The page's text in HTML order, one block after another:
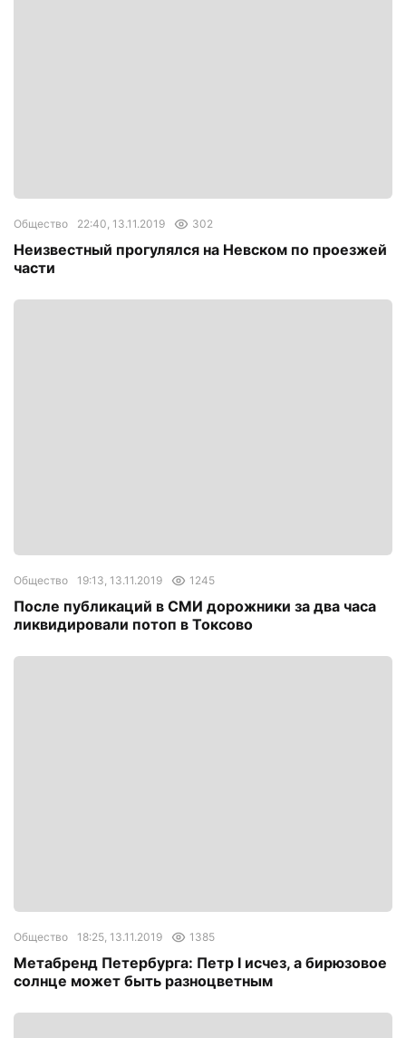
Общество 22:40, 13.11.2019 302
Неизвестный прогулялся на Невском по проезжей
части
Общество 19:13, 13.11.2019 1245
После публикаций в СМИ дорожники за два часа
ликвидировали потоп в Токсово
Общество 18:25, 13.11.2019 1385
Метабренд Петербурга: Петр I исчез, а бирюзовое
солнце может быть разноцветным